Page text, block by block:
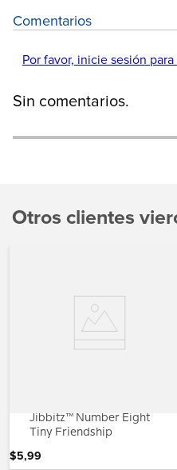
Comentarios
Por favor, inicie sesión
Sin comentarios.
Otros clientes
Jibbitz™ Number Eight
Tiny Friendship
$5,99